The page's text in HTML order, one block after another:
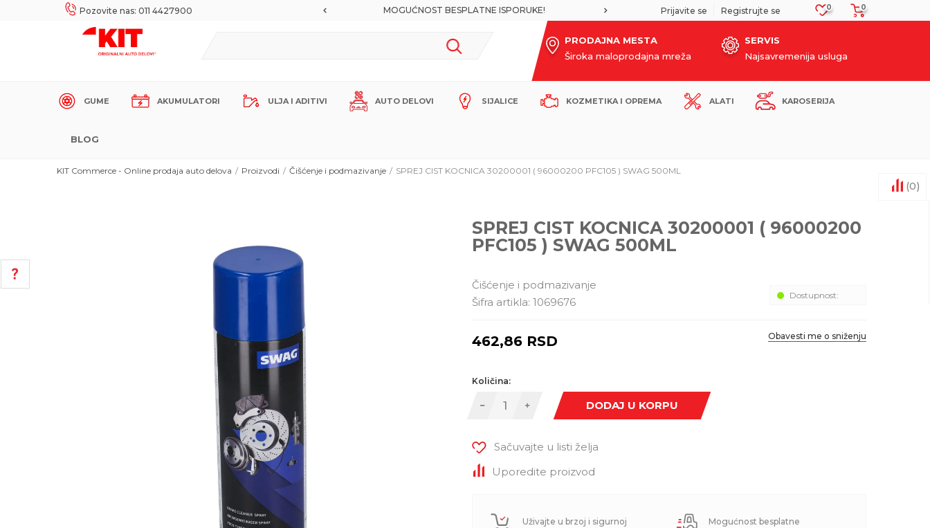
Pozovite nas: 011 4427900
SIGURNO PLAĆANJE PLATNIM KARTICAMA! MOGUĆNOST BESPLATNE ISPORUKE! SIGURNO PLAĆANJE PLATNIM KARTICAMA! 0
0
Prijavite se Registrujte se
PRODAJNA MESTA
Široka maloprodajna mreža
SERVIS
Najsavremenija usluga
GUME AKUMULATORI ULJA I ADITIVI AUTO DELOVI SIJALICE KOZMETIKA I OPREMA ALATI KAROSERIJA
BLOG
KIT Commerce - Online prodaja auto delova Proizvodi Čišćenje i podmazivanje SPREJ CIST KOCNICA 30200001 ( 96000200 PFC105 ) SWAG 500ML
SPREJ CIST KOCNICA 30200001 ( 96000200
PFC105 ) SWAG 500ML
Čišćenje i podmazivanje
Šifra artikla: 1069676
Dostupnost:
462,86 RSD Obavesti me o sniženju
Količina:
DODAJ U KORPU
Sačuvajte u listi želja
Uporedite proizvod
Uživajte u brzoj i sigurnoj
Mogućnost besplatne
(0)